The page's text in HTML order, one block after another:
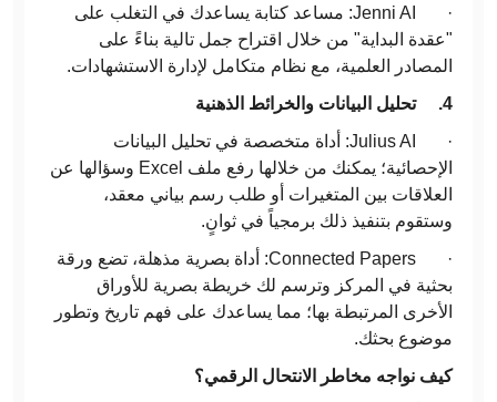
· Jenni AI: مساعد كتابة يساعدك في التغلب على
"عقدة البداية" من خلال اقتراح جمل تالية بناءً على
المصادر العلمية، مع نظام متكامل لإدارة الاستشهادات.
4.
تحليل البيانات والخرائط الذهنية
· Julius AI: أداة متخصصة في تحليل البيانات
الإحصائية؛ يمكنك من خلالها رفع ملف Excel وسؤالها عن
العلاقات بين المتغيرات أو طلب رسم بياني معقد،
وستقوم بتنفيذ ذلك برمجياً في ثوانٍ.
· Connected Papers: أداة بصرية مذهلة، تضع ورقة
بحثية في المركز وترسم لك خريطة بصرية للأوراق
الأخرى المرتبطة بها؛ مما يساعدك على فهم تاريخ وتطور
موضوع بحثك.
كيف نواجه مخاطر الانتحال الرقمي؟